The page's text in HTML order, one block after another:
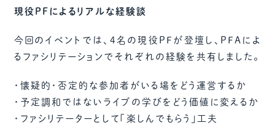
現役PFによるリアルな経験談
今回のイベントでは、4名の現役PFが登壇し、PFAによ
るファシリテーションでそれぞれの経験を共有しました。
・懐疑的・否定的な参加者がいる場をどう運営するか
・予定調和ではないライブの学びをどう価値に変えるか
・ファシリテーターとして「楽しんでもらう」工夫